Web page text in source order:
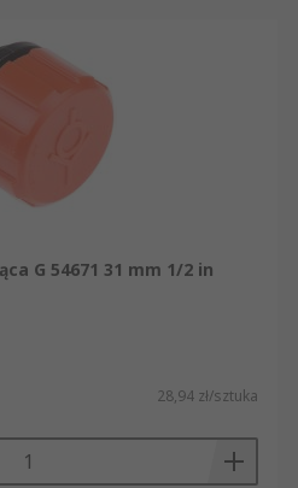
G 54671 31 mm 1/2 in
28,94 zł/sztuka